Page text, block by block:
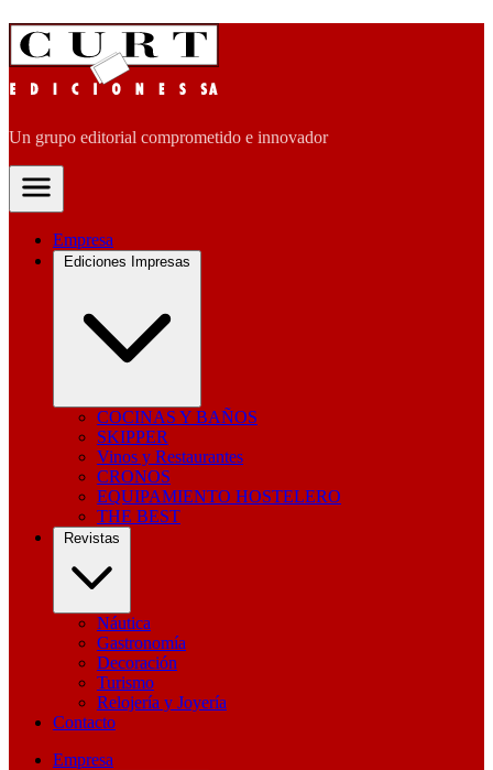
Un grupo editorial comprometido e innovador
Empresa
Ediciones Impresas
COCINAS Y BAÑOS
SKIPPER
Vinos y Restaurantes
CRONOS
EQUIPAMIENTO HOSTELERO
THE BEST
Revistas
Náutica
Gastronomía
Decoración
Turismo
Relojería y Joyería
Contacto
Empresa